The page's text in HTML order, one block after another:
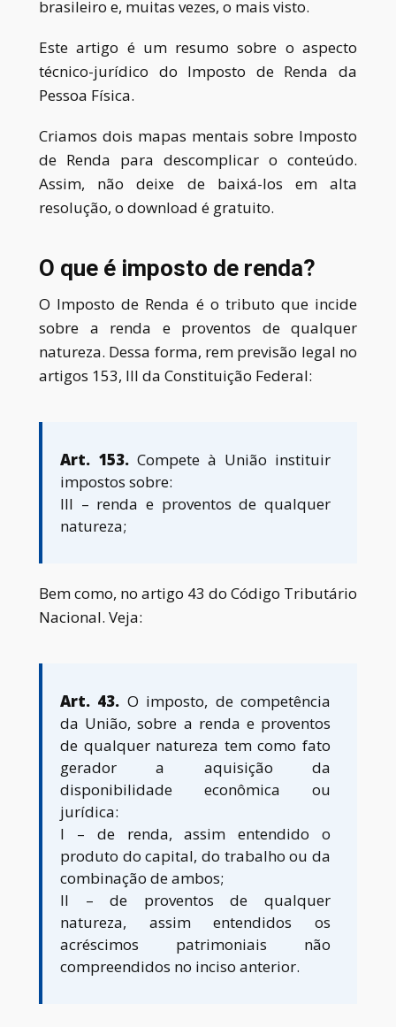
brasileiro e, muitas vezes, o mais visto.
Este artigo é um resumo sobre o aspecto
técnico-jurídico do Imposto de Renda da
Pessoa Física.
Criamos dois mapas mentais sobre Imposto
de Renda para descomplicar o conteúdo.
Assim, não deixe de baixá-los em alta
resolução, o download é gratuito.
O que é imposto de renda?
O Imposto de Renda é o tributo que incide
sobre a renda e proventos de qualquer
natureza. Dessa forma, rem previsão legal no
artigos 153, III da Constituição Federal:
Art. 153. Compete à União instituir
impostos sobre:
III – renda e proventos de qualquer
natureza;
Bem como, no artigo 43 do Código Tributário
Nacional. Veja:
Art. 43. O imposto, de competência
da União, sobre a renda e proventos
de qualquer natureza tem como fato
gerador a aquisição da
disponibilidade econômica ou
jurídica:
I – de renda, assim entendido o
produto do capital, do trabalho ou da
combinação de ambos;
II – de proventos de qualquer
natureza, assim entendidos os
acréscimos patrimoniais não
compreendidos no inciso anterior.